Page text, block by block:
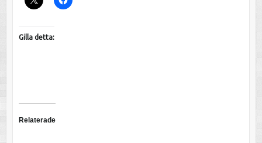
Gilla detta:
Relaterade